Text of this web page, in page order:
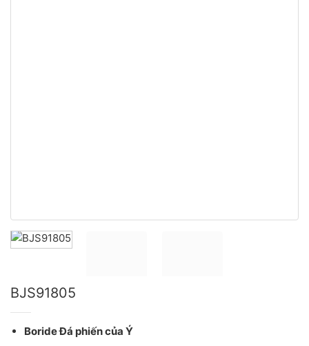
BJS91805
Boride Đá phiến của Ý